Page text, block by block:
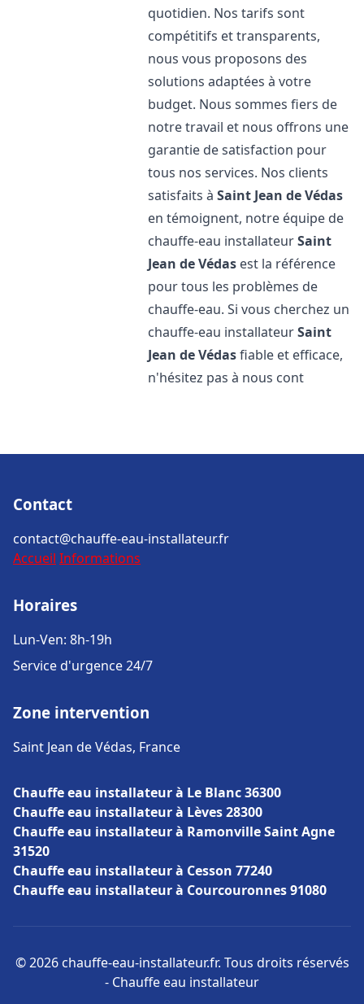
quotidien. Nos tarifs sont
compétitifs et transparents,
nous vous proposons des
solutions adaptées à votre
budget. Nous sommes fiers de
notre travail et nous offrons une
garantie de satisfaction pour
tous nos services. Nos clients
satisfaits àSaint Jean de Védas
en témoignent, notre équipe de
chauffe-eau installateurSaint
Jean de Védas est la référence
pour tous les problèmes de
chauffe-eau. Si vous cherchez un
chauffe-eau installateurSaint
Jean de Védasfiable et efficace,
n'hésitez pas à nous cont
Contact
contact@chauffe-eau-installateur.fr
Accueil Informations
Horaires
Lun-Ven: 8h-19h
Service d'urgence 24/7
Zone intervention
Saint Jean de Védas, France
Chauffe eau installateur à Le Blanc 36300
Chauffe eau installateur à Lèves 28300
Chauffe eau installateur à Ramonville Saint Agne
31520
Chauffe eau installateur à Cesson 77240
Chauffe eau installateur à Courcouronnes 91080
© 2026 chauffe-eau-installateur.fr. Tous droits réservés
- Chauffe eau installateur